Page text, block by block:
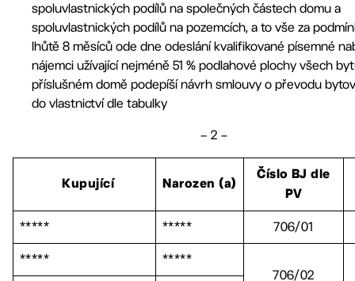
spoluvlastnických podílů na společných částech domu a
spoluvlastnických podílů na pozemcích, a to vše za
lhůtě 8 měsíců ode dne odeslání kvalifikované písemné
nájemci užívající nejméně 51 % podlahové plochy všech
příslušném domě podepíší návrh smlouvy o převodu
do vlastnictví dle tabulky
– 2 –
Kupující Narozen (a)
Číslo BJ dle
PV
***** ***** 706/01
*****
*****
706/02